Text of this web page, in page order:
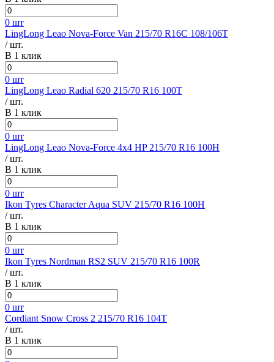
0 шт
LingLong Leao Nova-Force Van 215/70 R16C 108/106T
/ шт.
В 1 клик
0 шт
LingLong Leao Radial 620 215/70 R16 100T
/ шт.
В 1 клик
0 шт
LingLong Leao Nova-Force 4x4 HP 215/70 R16 100H
/ шт.
В 1 клик
0 шт
Ikon Tyres Character Aqua SUV 215/70 R16 100H
/ шт.
В 1 клик
0 шт
Ikon Tyres Nordman RS2 SUV 215/70 R16 100R
/ шт.
В 1 клик
0 шт
Cordiant Snow Cross 2 215/70 R16 104T
/ шт.
В 1 клик